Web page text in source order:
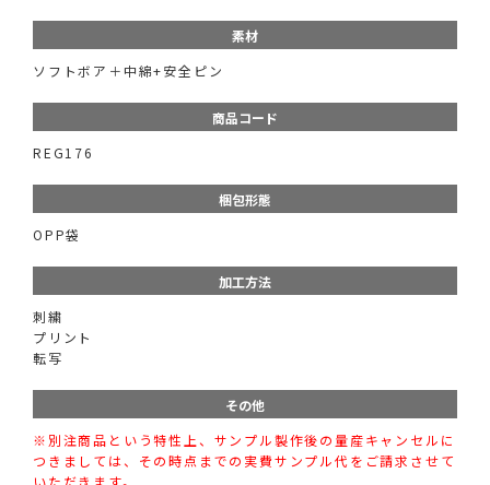
素材
ソフトボア＋中綿+安全ピン
商品コード
REG176
梱包形態
OPP袋
加工方法
刺繍
プリント
転写
その他
※別注商品という特性上、サンプル製作後の量産キャンセルに
つきましては、その時点までの実費サンプル代をご請求させて
いただきます。